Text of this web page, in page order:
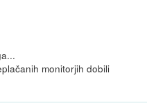
monitorjih dobili